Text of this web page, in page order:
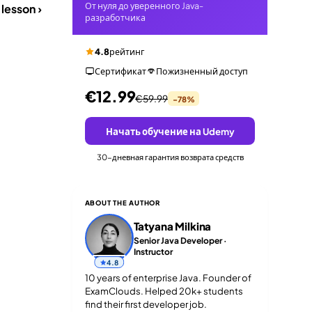
›
От нуля до уверенного Java-
разработчика
4.8рейтинг
Сертификат
Пожизненный доступ
€12.99€59.99 -78%
Начать обучение на Udemy
30-дневная гарантия возврата средств
ABOUT THE AUTHOR
4.8
Tatyana Milkina
Senior Java Developer ·
Instructor
10 years of enterprise Java. Founder of
ExamClouds. Helped 20k+ students
find their first developer job.